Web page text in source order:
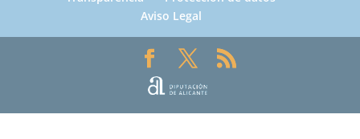
Aviso Legal